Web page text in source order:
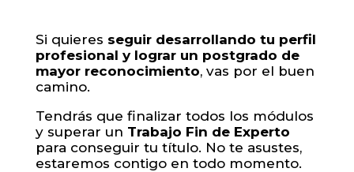
Si quieres seguir desarrollando tu perfil
profesional y lograr un postgrado de
mayor reconocimiento, vas por el buen
camino.
Tendrás que finalizar todos los módulos
y superar un Trabajo Fin de Experto
para conseguir tu título. No te asustes,
estaremos contigo en todo momento.